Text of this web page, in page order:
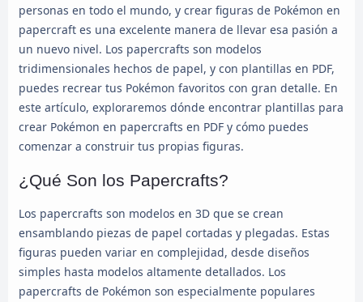
personas en todo el mundo, y crear figuras de Pokémon en
papercraft es una excelente manera de llevar esa pasión a
un nuevo nivel. Los papercrafts son modelos
tridimensionales hechos de papel, y con plantillas en PDF,
puedes recrear tus Pokémon favoritos con gran detalle. En
este artículo, exploraremos dónde encontrar plantillas para
crear Pokémon en papercrafts en PDF y cómo puedes
comenzar a construir tus propias figuras.
¿Qué Son los Papercrafts?
Los papercrafts son modelos en 3D que se crean
ensamblando piezas de papel cortadas y plegadas. Estas
figuras pueden variar en complejidad, desde diseños
simples hasta modelos altamente detallados. Los
papercrafts de Pokémon son especialmente populares